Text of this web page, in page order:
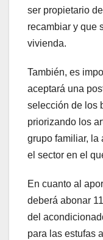
ser propietario
recambiar y que
vivienda.
También, es
aceptará una
selección de los
priorizando los
grupo familiar, la
el sector en el
En cuanto al
deberá abonar
del
para las estufas